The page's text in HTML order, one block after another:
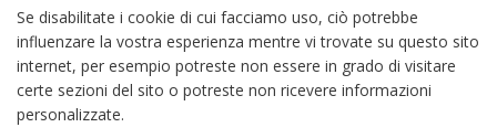
Se disabilitate i cookie di cui facciamo uso, ciò potrebbe
influenzare la vostra esperienza mentre vi trovate su questo sito
internet, per esempio potreste non essere in grado di visitare
certe sezioni del sito o potreste non ricevere informazioni
personalizzate.